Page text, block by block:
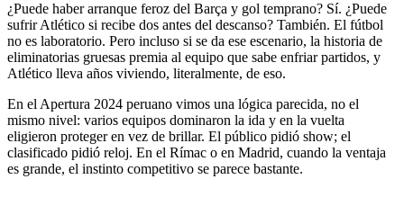
¿Puede haber arranque feroz del Barça y gol temprano? Sí. ¿Puede
sufrir Atlético si recibe dos antes del descanso? También. El fútbol
no es laboratorio. Pero incluso si se da ese escenario, la historia de
eliminatorias gruesas premia al equipo que sabe enfriar partidos, y
Atlético lleva años viviendo, literalmente, de eso.
En el Apertura 2024 peruano vimos una lógica parecida, no el
mismo nivel: varios equipos dominaron la ida y en la vuelta
eligieron proteger en vez de brillar. El público pidió show; el
clasificado pidió reloj. En el Rímac o en Madrid, cuando la ventaja
es grande, el instinto competitivo se parece bastante.